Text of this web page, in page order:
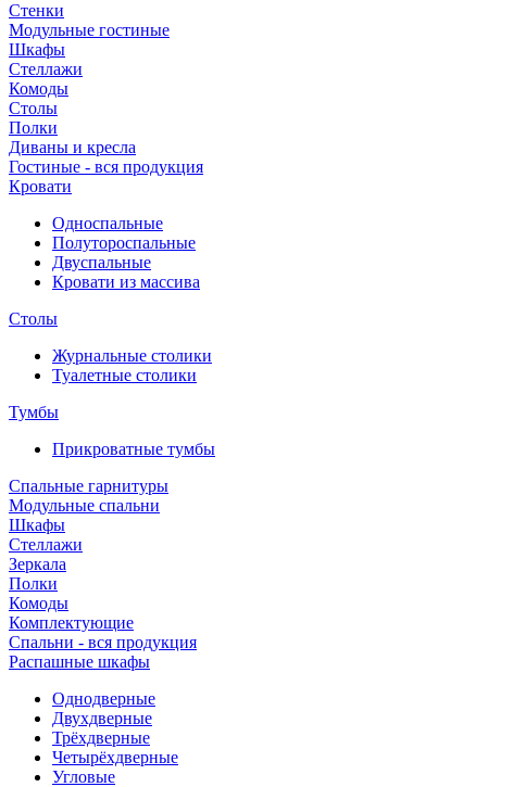
Стенки
Модульные гостиные
Шкафы
Стеллажи
Комоды
Столы
Полки
Диваны и кресла
Гостиные - вся продукция
Кровати
Односпальные
Полутороспальные
Двуспальные
Кровати из массива
Столы
Журнальные столики
Туалетные столики
Тумбы
Прикроватные тумбы
Спальные гарнитуры
Модульные спальни
Шкафы
Стеллажи
Зеркала
Полки
Комоды
Комплектующие
Спальни - вся продукция
Распашные шкафы
Однодверные
Двухдверные
Трёхдверные
Четырёхдверные
Угловые